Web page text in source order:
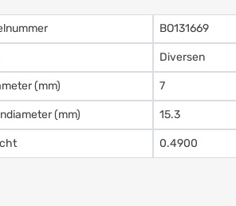
BO131669
Diversen
(mm) 7
(mm) 15.3
0.4900